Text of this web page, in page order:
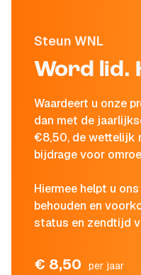
Steun WNL
Word lid.
Waardeert u onze
dan met de
€8,50, de wettelijk
bijdrage voor
Hiermee helpt u
behouden en
status en zendtijd
€ 8,50 per jaar